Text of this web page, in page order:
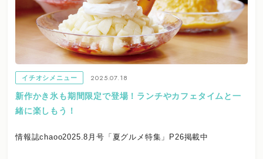
イチオシメニュー
2025.07.18
新作かき氷も期間限定で登場！ランチやカフェタイムと一
緒に楽しもう！
情報誌chaoo2025.8月号「夏グルメ特集」P26掲載中